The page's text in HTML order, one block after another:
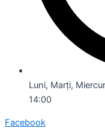
Luni, Marți,
14:00
Facebook